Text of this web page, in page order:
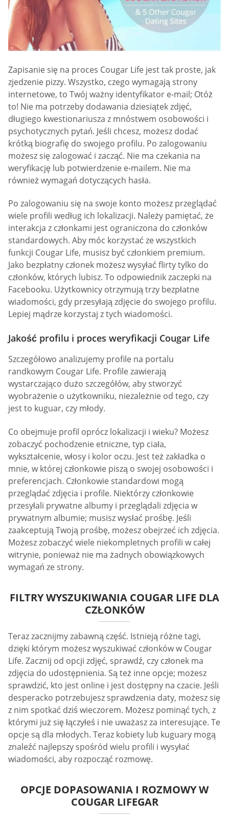
Zapisanie się na proces Cougar Life jest tak proste, jak
zjedzenie pizzy. Wszystko, czego wymagają strony
internetowe, to Twój ważny identyfikator e-mail; Otóż
to! Nie ma potrzeby dodawania dziesiątek zdjęć,
długiego kwestionariusza z mnóstwem osobowości i
psychotycznych pytań. Jeśli chcesz, możesz dodać
krótką biografię do swojego profilu. Po zalogowaniu
możesz się zalogować i zacząć. Nie ma czekania na
weryfikację lub potwierdzenie e-mailem. Nie ma
również wymagań dotyczących hasła.
Po zalogowaniu się na swoje konto możesz przeglądać
wiele profili według ich lokalizacji. Należy pamiętać, że
interakcja z członkami jest ograniczona do członków
standardowych. Aby móc korzystać ze wszystkich
funkcji Cougar Life, musisz być członkiem premium.
Jako bezpłatny członek możesz wysyłać flirty tylko do
członków, których lubisz. To odpowiednik zaczepki na
Facebooku. Użytkownicy otrzymują trzy bezpłatne
wiadomości, gdy przesyłają zdjęcie do swojego profilu.
Lepiej mądrze korzystaj z tych wiadomości.
Jakość profilu i proces weryfikacji Cougar Life
Szczegółowo analizujemy profile na portalu
randkowym Cougar Life. Profile zawierają
wystarczająco dużo szczegółów, aby stworzyć
wyobrażenie o użytkowniku, niezależnie od tego, czy
jest to kuguar, czy młody.
Co obejmuje profil oprócz lokalizacji i wieku? Możesz
zobaczyć pochodzenie etniczne, typ ciała,
wykształcenie, włosy i kolor oczu. Jest też zakładka o
mnie, w której członkowie piszą o swojej osobowości i
preferencjach. Członkowie standardowi mogą
przeglądać zdjęcia i profile. Niektórzy członkowie
przesyłali prywatne albumy i przeglądali zdjęcia w
prywatnym albumie; musisz wysłać prośbę. Jeśli
zaakceptują Twoją prośbę, możesz obejrzeć ich zdjęcia.
Możesz zobaczyć wiele niekompletnych profili w całej
witrynie, ponieważ nie ma żadnych obowiązkowych
wymagań ze strony.
FILTRY WYSZUKIWANIA COUGAR LIFE DLA
CZŁONKÓW
Teraz zacznijmy zabawną część. Istnieją różne tagi,
dzięki którym możesz wyszukiwać członków w Cougar
Life. Zacznij od opcji zdjęć, sprawdź, czy członek ma
zdjęcia do udostępnienia. Są też inne opcje; możesz
sprawdzić, kto jest online i jest dostępny na czacie. Jeśli
desperacko potrzebujesz sprawdzenia daty, możesz się
z nim spotkać dziś wieczorem. Możesz pominąć tych, z
którymi już się łączyłeś i nie uważasz za interesujące. Te
opcje są dla młodych. Teraz kobiety lub kuguary mogą
znaleźć najlepszy spośród wielu profili i wysyłać
wiadomości, aby rozpocząć rozmowę.
OPCJE DOPASOWANIA I ROZMOWY W
COUGAR LIFEGAR